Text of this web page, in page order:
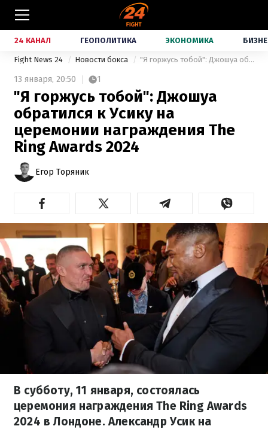
24 КАНАЛ ГЕОПОЛИТИКА ЭКОНОМИКА
Fight News 24 Новости бокса "Я горжусь тобой": Джошуа обратился к Усику на церемонии награждения The Ring Awards 2024
13 января, 20:50 1
"Я горжусь тобой": Джошуа
обратился к Усику на
церемонии награждения The
Ring Awards 2024
Егор Торяник
В субботу, 11 января, состоялась
церемония награждения The Ring Awards
2024 в Лондоне. Александр Усик на